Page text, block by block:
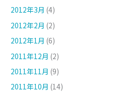
2012年3月 (4)
2012年2月 (2)
2012年1月 (6)
2011年12月 (2)
2011年11月 (9)
2011年10月 (14)